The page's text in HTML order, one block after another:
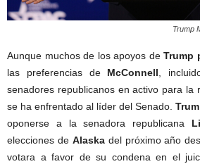
Trump
Aunque muchos de los apoyos de Trump
las preferencias de McConnell,
senadores republicanos en activo para la
se ha enfrentado al líder del Senado.
oponerse a la senadora republicana
elecciones de Alaskadel próximo año
votara a favor de su condena en el